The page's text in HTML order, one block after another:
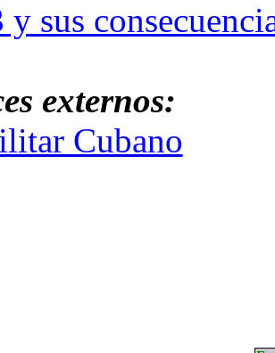
y sus
externos:
Cubano